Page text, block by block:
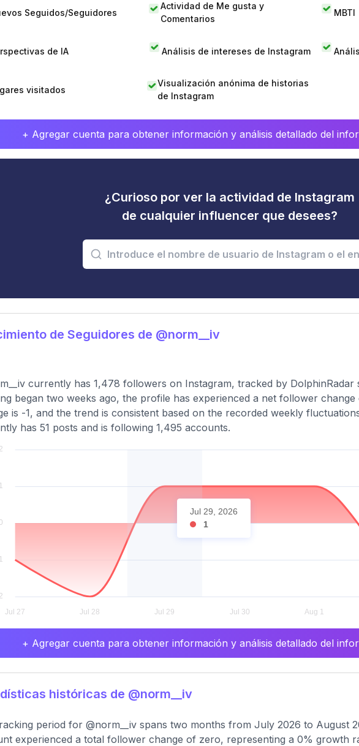
Seguidos/Seguidores
Actividad de Me gusta y
Comentarios
MBTI
de IA Análisis de intereses de Instagram
visitados
Visualización anónima de historias
de Instagram
+ Agregar cuenta para obtener información y análisis detallado del
¿Curioso por ver la actividad de Instagram
de cualquier influencer que desees?
de Seguidores de @norm__iv
currently has 1,478 followers on Instagram, tracked by DolphinRadar
began two weeks ago, the profile has experienced a net follower
is -1, and the trend is consistent based on the recorded weekly
has 51 posts and is following 1,495 accounts.
Jul 29, 2026
1
+ Agregar cuenta para obtener información y análisis detallado del
históricas de @norm__iv
period for @norm__iv spans two months from July 2026 to August
experienced a total follower change of zero, representing a 0% growth